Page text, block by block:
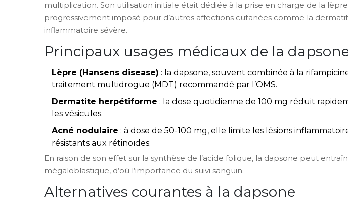
multiplication. Son utilisation initiale était dédiée à la prise en charge de la lèpre,
progressivement imposé pour d’autres affections cutanées comme la
inflammatoire sévère.
Principaux usages médicaux de la
Lèpre (Hansens disease) : la dapsone, souvent combinée à la
traitement multidrogue (MDT) recommandé par l’OMS.
Dermatite herpétiforme : la dose quotidienne de 100 mg réduit
les vésicules.
Acné nodulaire : à dose de 50-100 mg, elle limite les lésions
résistants aux rétinoïdes.
En raison de son effet sur la synthèse de l’acide folique, la dapsone peut
mégaloblastique, d’où l’importance du suivi sanguin.
Alternatives courantes à la dapsone